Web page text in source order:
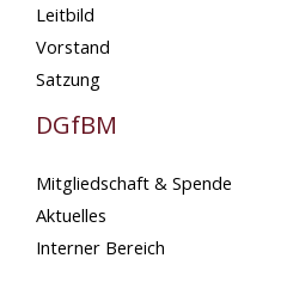
Leitbild
Vorstand
Satzung
DGfBM
Mitgliedschaft & Spende
Aktuelles
Interner Bereich